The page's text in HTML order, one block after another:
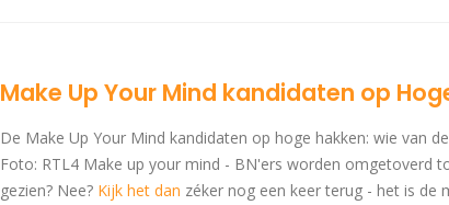
Make Up Your Mind kandidaten op
De Make Up Your Mind kandidaten op hoge hakken: wie van
Foto: RTL4 Make up your mind - BN'ers worden omgetoverd
gezien? Nee? Kijk het dan zéker nog een keer terug - het is de